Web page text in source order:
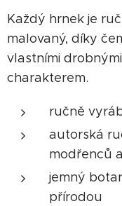
Každý hrnek je
malovaný, díky
vlastními
charakterem.
ručně
autorská
modřenců
jemný
přírodou